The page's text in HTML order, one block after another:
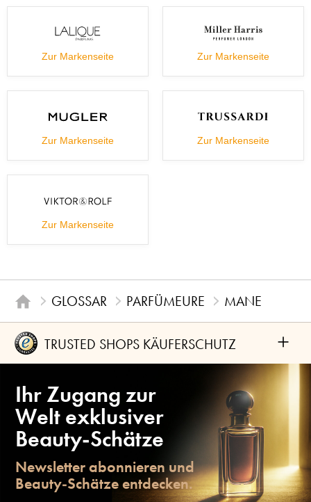
Zur Markenseite Zur Markenseite
Zur Markenseite Zur Markenseite
Zur Markenseite
GLOSSAR PARFÜMEURE MANE
TRUSTED SHOPS KÄUFERSCHUTZ +
Ihr Zugang zur
Welt exklusiver
Beauty-Schätze
Newsletter abonnieren und
Beauty-Schätze entdecken.